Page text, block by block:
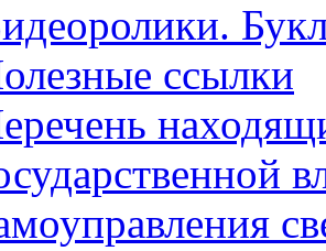
ссылки